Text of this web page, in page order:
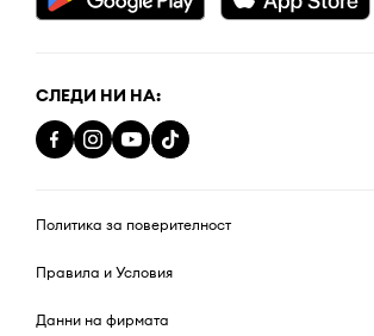
СЛЕДИ НИ НА:
Политика за поверителност
Правила и Условия
Данни на фирмата